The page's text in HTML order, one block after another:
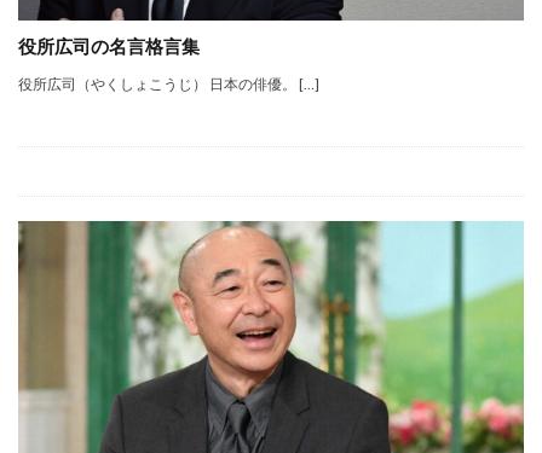
役所広司の名言格言集
役所広司（やくしょこうじ） 日本の俳優。 […]